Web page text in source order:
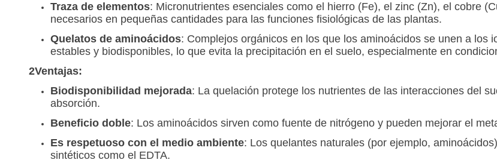
Traza de elementos: Micronutrientes esenciales como el hierro (Fe), el zinc (Zn), el cobre
necesarios en pequeñas cantidades para las funciones fisiológicas de las plantas.
Quelatos de aminoácidos: Complejos orgánicos en los que los aminoácidos se unen a
estables y biodisponibles, lo que evita la precipitación en el suelo, especialmente en
2Ventajas:
Biodisponibilidad mejorada: La quelación protege los nutrientes de las interacciones del
absorción.
Beneficio doble: Los aminoácidos sirven como fuente de nitrógeno y pueden mejorar el
Es respetuoso con el medio ambiente: Los quelantes naturales (por ejemplo,
sintéticos como el EDTA.